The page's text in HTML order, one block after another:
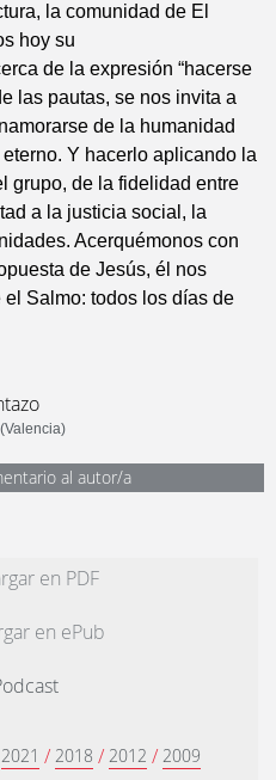
la comunidad de El
hoy su
de la expresión “hacerse
las pautas, se nos invita a
de la humanidad
Y hacerlo aplicando la
grupo, de la fidelidad entre
a la justicia social, la
Acerquémonos con
de Jesús, él nos
Salmo: todos los días de
al autor/a
en PDF
en ePub
2021 / 2018 / 2012 / 2009